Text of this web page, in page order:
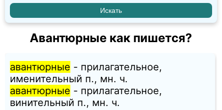
Авантюрные как пишется?
авантюрные - прилагательное,
именительный п., мн. ч.
авантюрные - прилагательное,
винительный п., мн. ч.